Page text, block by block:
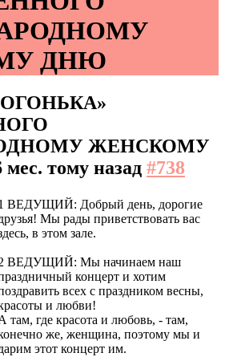
ДНЮ
ЖЕНСКОМУ
мес. тому назад #738
ВЕДУЩИЙ: Добрый день, дорогие
Мы рады приветствовать вас
в этом зале.
ВЕДУЩИЙ: Мы начинаем наш
концерт и хотим
всех с праздником весны,
и любви!
там, где красота и любовь, - там,
же, женщина, поэтому мы и
этот концерт им.